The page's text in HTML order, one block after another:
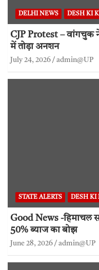
DELHI NEWS DESH KI
CJP Protest – वांगचुक ने
में तोड़ा अनशन
July 24, 2026 admin@UP
STATE ALERTS DESH KI
Good News -हिमाचल
50% ब्याज का बोझ
June 28, 2026 admin@UP